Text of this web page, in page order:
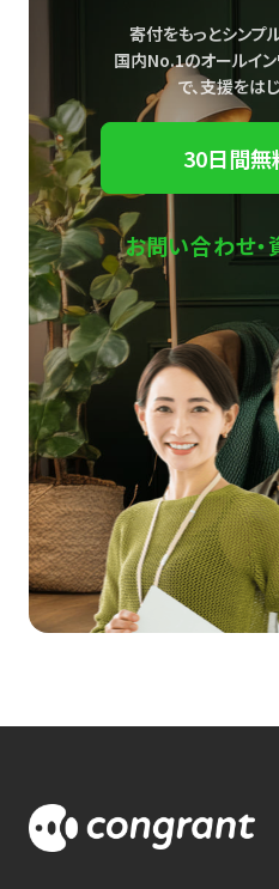
寄付をもっとシンプ
国内No.1のオールイ
で、支援をはじ
30日間無
お問い合わせ